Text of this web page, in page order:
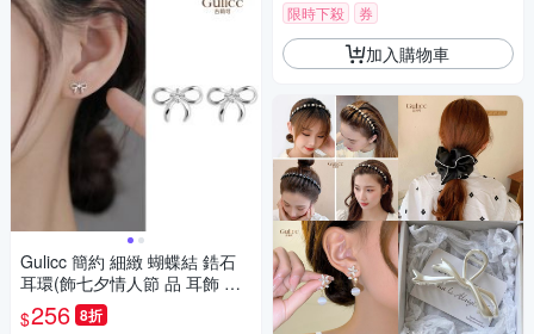
Gulicc 簡約 細緻 蝴蝶結 鋯石
耳環(飾七夕情人節 品 耳飾 耳
釘 耳扣 耳環 生日禮物 )
$256 8折
限時下殺 券
加入購物車